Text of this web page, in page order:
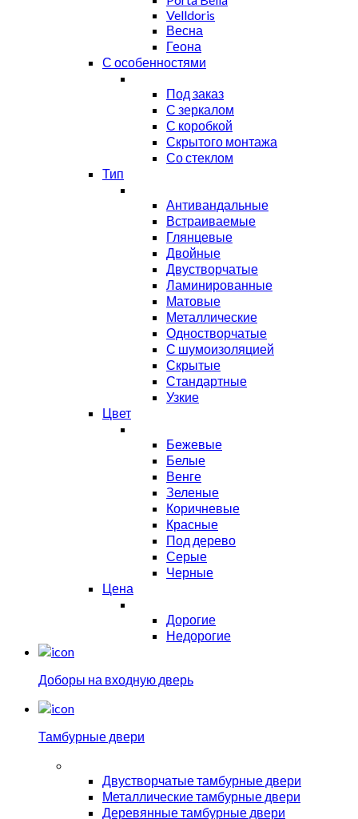
Velldoris
Весна
Геона
С особенностями
Под заказ
С зеркалом
С коробкой
Скрытого монтажа
Со стеклом
Тип
Антивандальные
Встраиваемые
Глянцевые
Двойные
Двустворчатые
Ламинированные
Матовые
Металлические
Одностворчатые
С шумоизоляцией
Скрытые
Стандартные
Узкие
Цвет
Бежевые
Белые
Венге
Зеленые
Коричневые
Красные
Под дерево
Серые
Черные
Цена
Дорогие
Недорогие
Доборы на входную дверь
Тамбурные двери
Двустворчатые тамбурные двери
Металлические тамбурные двери
Деревянные тамбурные двери